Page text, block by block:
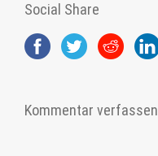
Social Share
Kommentar verfassen